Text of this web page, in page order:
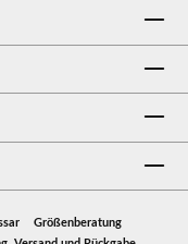
Größenberatung